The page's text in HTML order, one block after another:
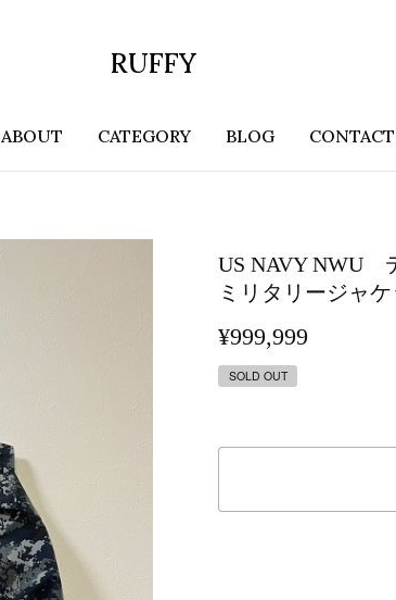
RUFFY
ABOUT CATEGORY BLOG CONTACT
US NAVY NWU
ミリタリージャ
¥999,999
SOLD OUT